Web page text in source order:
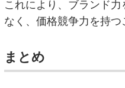
これにより、ブランド
なく、価格競争力を持つ
まとめ